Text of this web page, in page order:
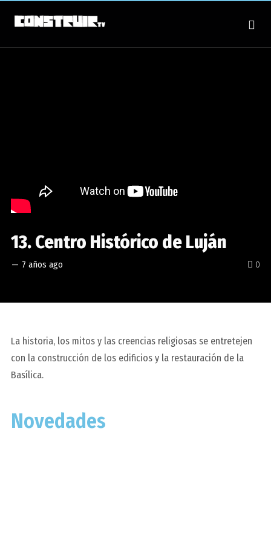
0
13. Centro Histórico de Luján
— 7 años ago
La historia, los mitos y las creencias religiosas se entretejen
con la construcción de los edificios y la restauración de la
Basílica.
Novedades